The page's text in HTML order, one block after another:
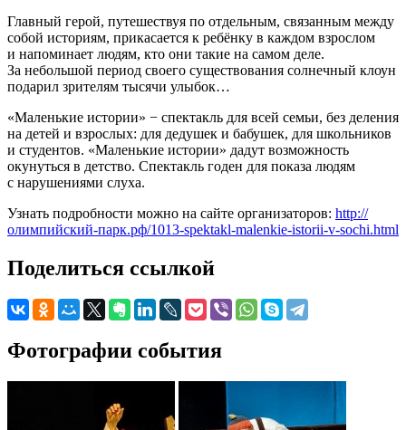
Главный герой, путешествуя по отдельным, связанным между
собой историям, прикасается к ребёнку в каждом взрослом
и напоминает людям, кто они такие на самом деле.
За небольшой период своего существования солнечный клоун
подарил зрителям тысячи улыбок…
«Маленькие истории» − спектакль для всей семьи, без деления
на детей и взрослых: для дедушек и бабушек, для школьников
и студентов. «Маленькие истории» дадут возможность
окунуться в детство. Спектакль годен для показа людям
с нарушениями слуха.
Узнать подробности можно на сайте организаторов: http://
олимпийский-парк.рф/1013-spektakl-malenkie-istorii-v-sochi.html
Поделиться ссылкой
Фотографии события